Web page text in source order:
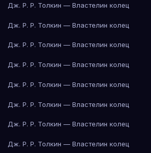
Дж. Р. Р. Толкин — Властелин колец
Дж. Р. Р. Толкин — Властелин колец
Дж. Р. Р. Толкин — Властелин колец
Дж. Р. Р. Толкин — Властелин колец
Дж. Р. Р. Толкин — Властелин колец
Дж. Р. Р. Толкин — Властелин колец
Дж. Р. Р. Толкин — Властелин колец
Дж. Р. Р. Толкин — Властелин колец